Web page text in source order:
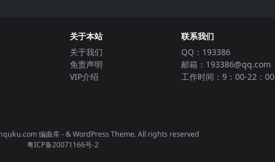
关于本站
关于我们
免责声明
VIP介绍
联系我们
QQ：193386
邮箱：193386@qq.com
工作时间：9：00-22：00
编曲库- & WordPress Theme. All rights reserved
粤ICP备20071166号-2